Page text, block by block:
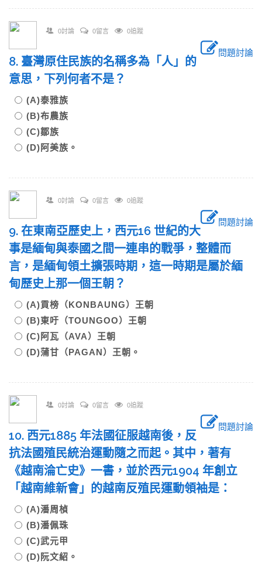
0討論 0留言 0追蹤
問題討論
8. 臺灣原住民族的名稱多為「人」的
意思，下列何者不是？
(A)泰雅族
(B)布農族
(C)鄒族
(D)阿美族。
0討論 0留言 0追蹤
問題討論
9. 在東南亞歷史上，西元16 世紀的大
事是緬甸與泰國之間一連串的戰爭，整體而
言，是緬甸領土擴張時期，這一時期是屬於緬
甸歷史上那一個王朝？
(A)貢榜（KONBAUNG）王朝
(B)東吁（TOUNGOO）王朝
(C)阿瓦（AVA）王朝
(D)蒲甘（PAGAN）王朝。
0討論 0留言 0追蹤
問題討論
10. 西元1885 年法國征服越南後，反
抗法國殖民統治運動隨之而起。其中，著有
《越南淪亡史》一書，並於西元1904 年創立
「越南維新會」的越南反殖民運動領袖是：
(A)潘周楨
(B)潘佩珠
(C)武元甲
(D)阮文紹。